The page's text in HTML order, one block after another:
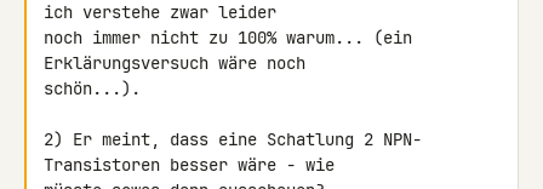
ich verstehe zwar leider
noch immer nicht zu 100% warum... (ein
Erklärungsversuch wäre noch
schön...).
2) Er meint, dass eine Schatlung 2 NPN-
Transistoren besser wäre - wie